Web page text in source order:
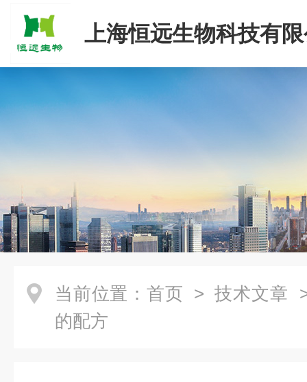
上海恒远生物科技有
当前位置： 首页 > 技术文章
的配方